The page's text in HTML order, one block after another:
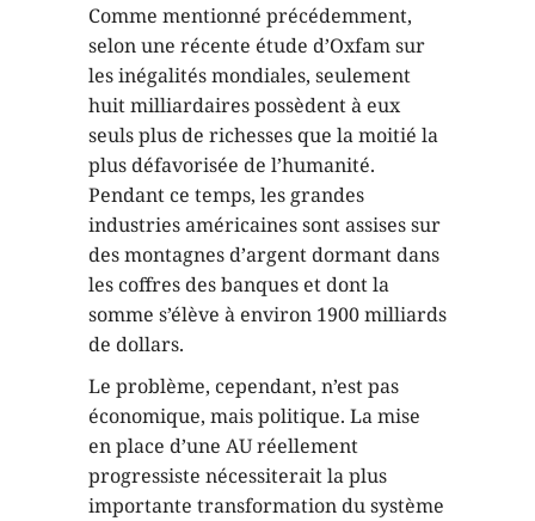
Comme mentionné précédemment,
selon une récente étude d’Oxfam sur
les inégalités mondiales, seulement
huit milliardaires possèdent à eux
seuls plus de richesses que la moitié la
plus défavorisée de l’humanité.
Pendant ce temps, les grandes
industries américaines sont assises sur
des montagnes d’argent dormant dans
les coffres des banques et dont la
somme s’élève à environ 1900 milliards
de dollars.
Le problème, cependant, n’est pas
économique, mais politique. La mise
en place d’une AU réellement
progressiste nécessiterait la plus
importante transformation du système